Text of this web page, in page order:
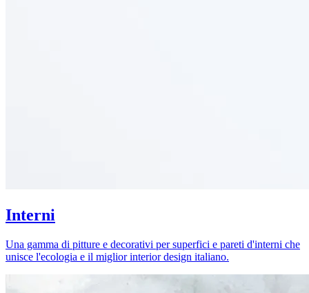
Interni
Una gamma di pitture e decorativi per superfici e pareti d'interni che
unisce l'ecologia e il miglior interior design italiano.